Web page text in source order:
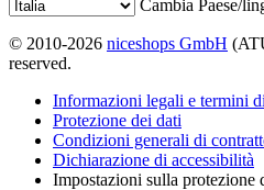
Cambia Paese/
© 2010-2026 niceshops GmbH
reserved.
Informazioni legali e termini
Protezione dei dati
Condizioni generali di
Dichiarazione di accessibilità
Impostazioni sulla protezione